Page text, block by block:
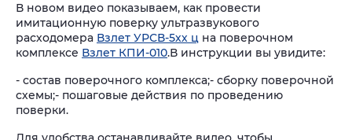
В новом видео показываем, как провести
имитационную поверку ультразвукового
расходомера Взлет УРСВ-5хх ц на поверочном
комплексе Взлет КПИ-010.В инструкции вы увидите:
- состав поверочного комплекса;- сборку поверочной
схемы;- пошаговые действия по проведению
поверки.